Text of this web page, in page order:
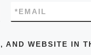
EMAIL
*
WEBSITE IN